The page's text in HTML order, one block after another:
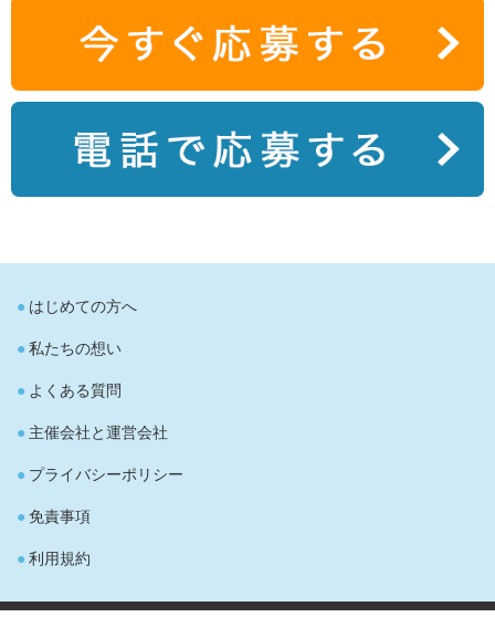
はじめての方へ
私たちの想い
よくある質問
主催会社と運営会社
プライバシーポリシー
免責事項
利用規約